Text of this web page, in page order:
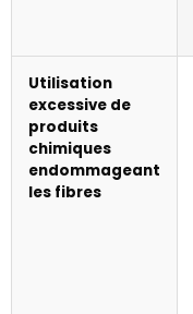
Utilisation
excessive de
produits
chimiques
endommageant
les fibres